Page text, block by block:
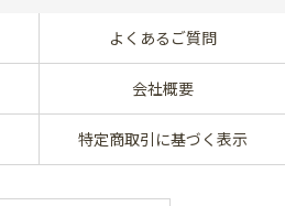
よくあるご質問
会社概要
特定商取引に基づく表示